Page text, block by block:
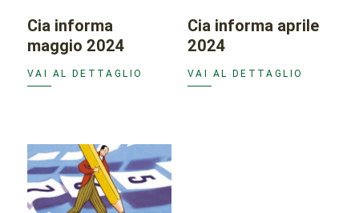
Cia informa
maggio 2024
VAI AL DETTAGLIO
Cia informa aprile
2024
VAI AL DETTAGLIO